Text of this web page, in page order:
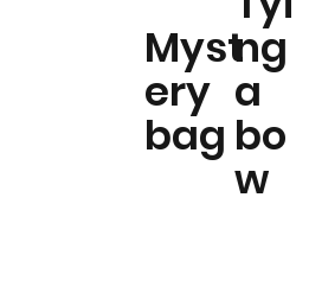
Myst
ery
bag
ng
a
bo
w